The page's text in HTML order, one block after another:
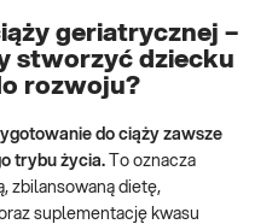
geriatrycznej –
stworzyć dziecku
rozwoju?
do ciąży zawsze
trybu życia. To oznacza
zbilansowaną dietę,
suplementację kwasu